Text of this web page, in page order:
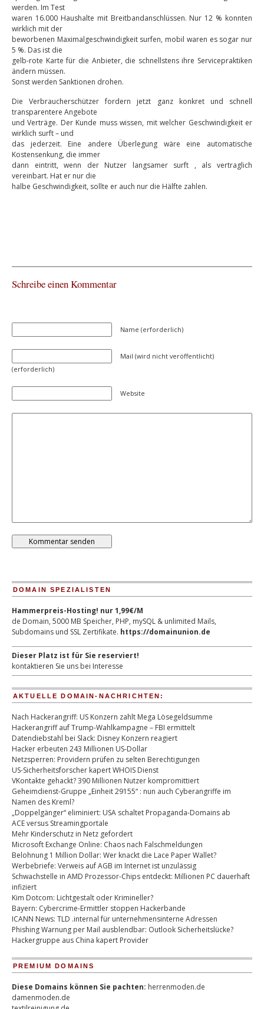
werden. Im Test
waren 16.000 Haushalte mit Breitbandanschlüssen. Nur 12 % konnten
wirklich mit der
beworbenen Maximalgeschwindigkeit surfen, mobil waren es sogar nur
5 %. Das ist die
gelb-rote Karte für die Anbieter, die schnellstens ihre Servicepraktiken
ändern müssen.
Sonst werden Sanktionen drohen.
Die Verbraucherschützer fordern jetzt ganz konkret und schnell
transparentere Angebote
und Verträge. Der Kunde muss wissen, mit welcher Geschwindigkeit er
wirklich surft – und
das jederzeit. Eine andere Überlegung wäre eine automatische
Kostensenkung, die immer
dann eintritt, wenn der Nutzer langsamer surft , als vertraglich
vereinbart. Hat er nur die
halbe Geschwindigkeit, sollte er auch nur die Hälfte zahlen.
Schreibe einen Kommentar
Name (erforderlich)
Mail (wird nicht veröffentlicht)
(erforderlich)
Website
DOMAIN SPEZIALISTEN
Hammerpreis-Hosting! nur 1,99€/M
de Domain, 5000 MB Speicher, PHP, mySQL & unlimited Mails,
Subdomains und SSL Zertifikate. https://domainunion.de
Dieser Platz ist für Sie reserviert!
kontaktieren Sie uns bei Interesse
AKTUELLE DOMAIN-NACHRICHTEN:
Nach Hackerangriff: US Konzern zahlt Mega Lösegeldsumme
Hackerangriff auf Trump-Wahlkampagne – FBI ermittelt
Datendiebstahl bei Slack: Disney Konzern reagiert
Hacker erbeuten 243 Millionen US-Dollar
Netzsperren: Providern prüfen zu selten Berechtigungen
US-Sicherheitsforscher kapert WHOIS Dienst
VKontakte gehackt? 390 Millionen Nutzer kompromittiert
Geheimdienst-Gruppe „Einheit 29155“ : nun auch Cyberangriffe im
Namen des Kreml?
„Doppelgänger“ eliminiert: USA schaltet Propaganda-Domains ab
ACE versus Streamingportale
Mehr Kinderschutz in Netz gefordert
Microsoft Exchange Online: Chaos nach Falschmeldungen
Belohnung 1 Million Dollar: Wer knackt die Lace Paper Wallet?
Werbebriefe: Verweis auf AGB im Internet ist unzulässig
Schwachstelle in AMD Prozessor-Chips entdeckt: Millionen PC dauerhaft
infiziert
Kim Dotcom: Lichtgestalt oder Krimineller?
Bayern: Cybercrime-Ermittler stoppen Hackerbande
ICANN News: TLD .internal für unternehmensinterne Adressen
Phishing Warnung per Mail ausblendbar: Outlook Sicherheitslücke?
Hackergruppe aus China kapert Provider
PREMIUM DOMAINS
Diese Domains können Sie pachten: herrenmoden.de
damenmoden.de